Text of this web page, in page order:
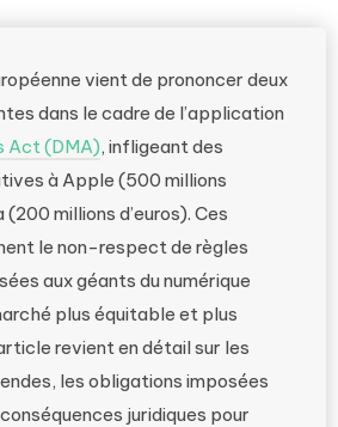
vient de prononcer deux
dans le cadre de l’application
Act (DMA), infligeant des
à Apple (500 millions
millions d’euros). Ces
le non-respect de règles
aux géants du numérique
plus équitable et plus
revient en détail sur les
les obligations imposées
juridiques pour